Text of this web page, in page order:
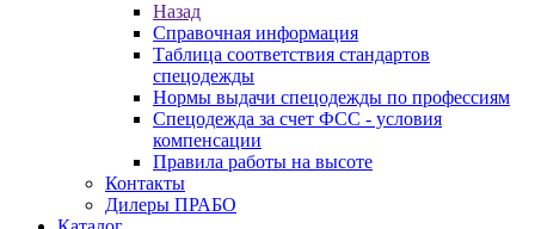
Назад
Справочная информация
Таблица соответствия стандартов
спецодежды
Нормы выдачи спецодежды по профессиям
Спецодежда за счет ФСС - условия
компенсации
Правила работы на высоте
Контакты
Дилеры ПРАБО